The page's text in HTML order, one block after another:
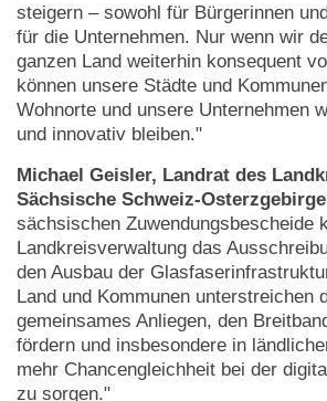
steigern – sowohl für Bürgerinnen
für die Unternehmen. Nur wenn wir
ganzen Land weiterhin konsequent
können unsere Städte und
Wohnorte und unsere Unternehmen
und innovativ bleiben."
Michael Geisler, Landrat des
Sächsische Schweiz-
sächsischen Zuwendungsbescheide
Landkreisverwaltung das
den Ausbau der
Land und Kommunen unterstreichen
gemeinsames Anliegen, den
fördern und insbesondere in
mehr Chancengleichheit bei der
zu sorgen."